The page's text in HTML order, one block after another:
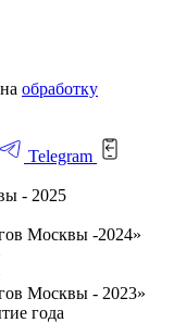
обработку
Telegram
- 2025
Москвы -2024»
Москвы - 2023»
года